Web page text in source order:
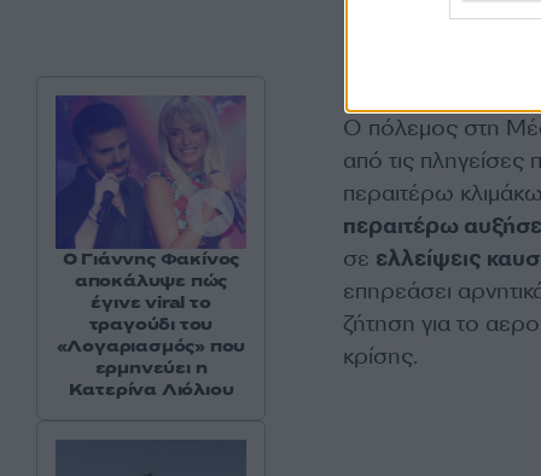
Ο πόλεμος στη
από τις πληγείσες
περαιτέρω
περαιτέρω
σε ελλείψεις
επηρεάσει
ζήτηση για το
κρίσης.
Ο Γιάννης Φακίνος
αποκάλυψε πώς
έγινε viral το
τραγούδι του
«Λογαριασμός» που
ερμηνεύει η
Κατερίνα Λιόλιου